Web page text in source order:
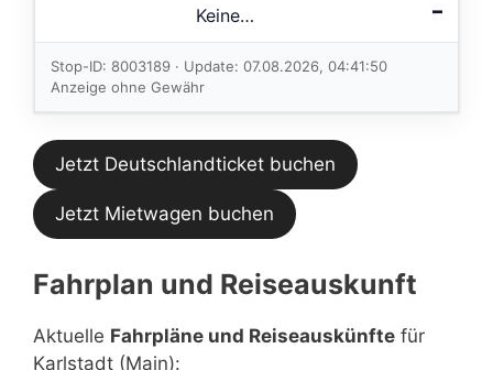
Keine
Verbindungen
im aktuellen
Feed.
–
Stop-ID: 8003189 · Update: 07.08.2026, 04:41:50
Anzeige ohne Gewähr
Jetzt Deutschlandticket buchen
Jetzt Mietwagen buchen
Fahrplan und Reiseauskunft
Aktuelle Fahrpläne und Reiseauskünfte für
Karlstadt (Main):